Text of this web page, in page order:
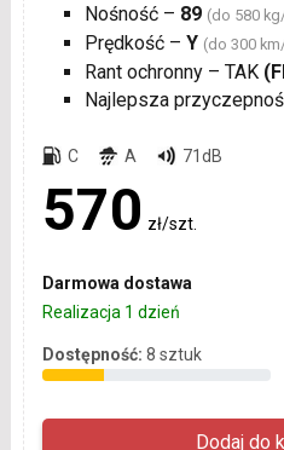
Nośność – 89 (do 580
Prędkość – Y (do 300
Rant ochronny – TAK
Najlepsza
C A 71dB
570 zł/szt.
Darmowa dostawa
Realizacja 1 dzień
Dostępność: 8 sztuk